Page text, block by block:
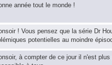
année tout le monde !
! Vous pensez que la série Dr
potentielles au moindre
à compter de ce jour il n'est